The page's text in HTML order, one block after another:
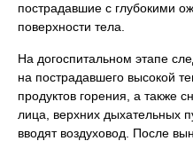
пострадавшие с глубокими
поверхности тела.
На догоспитальном этапе
на пострадавшего высокой
продуктов горения, а также
лица, верхних дыхательных
вводят воздуховод. После